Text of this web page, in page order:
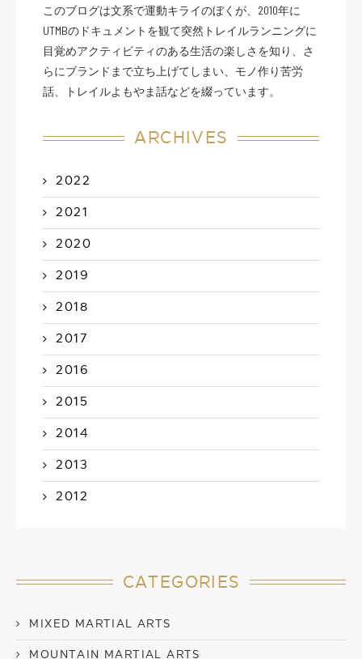
このブログは文系で運動キライのぼくが、2010年に
UTMBのドキュメントを観て突然トレイルランニングに
目覚めアクティビティのある生活の楽しさを知り、さ
らにブランドまで立ち上げてしまい、モノ作り苦労
話、トレイルよもやま話などを綴っています。
ARCHIVES
2022
2021
2020
2019
2018
2017
2016
2015
2014
2013
2012
CATEGORIES
MIXED MARTIAL ARTS
MOUNTAIN MARTIAL ARTS